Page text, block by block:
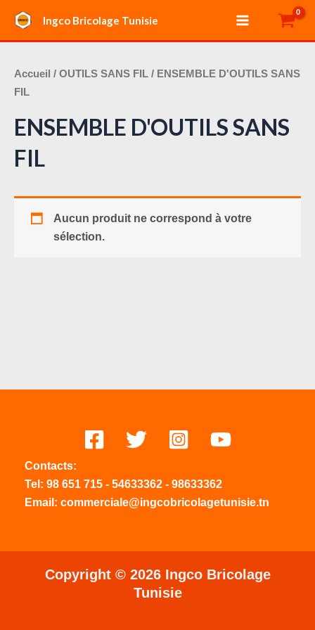
contenu
Ingco Bricolage Tunisie
Main
Menu
Accueil / OUTILS SANS FIL / ENSEMBLE D'OUTILS SANS
FIL
ENSEMBLE D'OUTILS SANS
FIL
Aucun produit ne correspond à votre
sélection.
Contacts:
Tel: 98 651 715 - 54633362 - 98633362
Email: commerciale@ingcobricolagetunisie.tn
Copyright © 2026 Ingco Bricolage
Tunisie